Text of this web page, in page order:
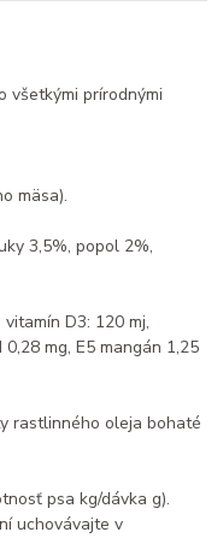
všetkými prírodnými
mäsa).
3,5%, popol 2%,
D3: 120 mj,
mg, E5 mangán 1,25
rastlinného oleja bohaté
psa kg/dávka g).
uchovávajte v